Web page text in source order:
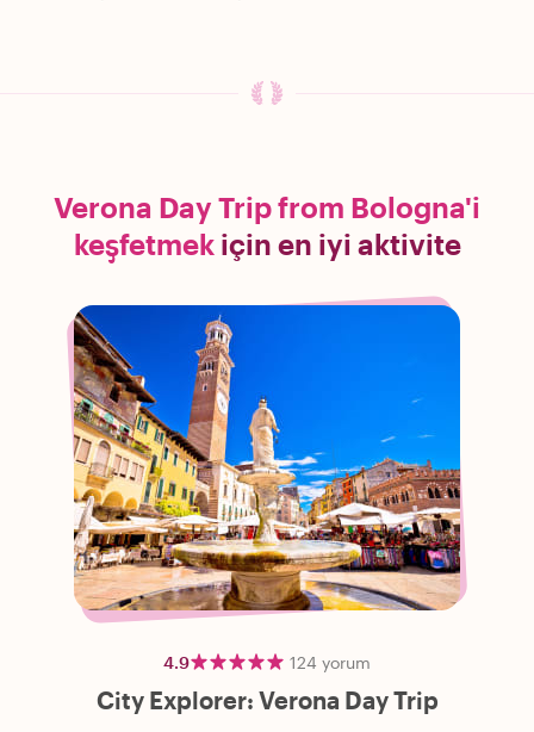
Verona Day Trip from Bologna'i
keşfetmekiçin en iyi aktivite
4.9 124 yorum
City Explorer: Verona Day Trip